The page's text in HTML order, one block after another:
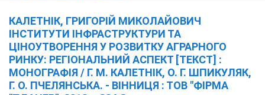
КАЛЕТНІК, ГРИГОРІЙ МИКОЛАЙОВИЧ
ІНСТИТУТИ ІНФРАСТРУКТУРИ ТА
ЦІНОУТВОРЕННЯ У РОЗВИТКУ АГРАРНОГО
РИНКУ: РЕГІОНАЛЬНИЙ АСПЕКТ [ТЕКСТ] :
МОНОГРАФІЯ / Г. М. КАЛЕТНІК, О. Г. ШПИКУЛЯК,
Г. О. ПЧЕЛЯНСЬКА. - ВІННИЦЯ : ТОВ "ФІРМА